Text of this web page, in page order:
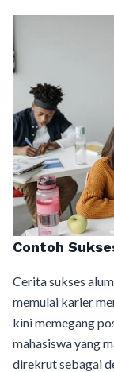
Contoh
Cerita sukses
memulai karier
kini memegang
mahasiswa yang
direkrut sebagai